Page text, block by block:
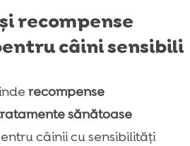
recompense
câini sensibili
recompense
sănătoase
câinii cu sensibilități